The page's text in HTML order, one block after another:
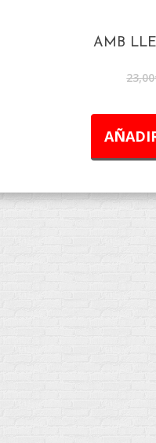
AMB
23,00